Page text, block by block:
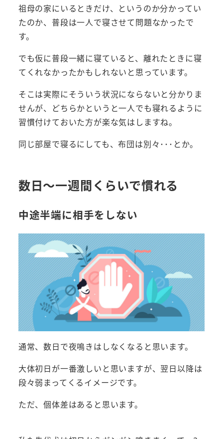
祖母の家にいるときだけ、というのか分かってい
たのか、普段は一人で寝させて問題なかったで
す。
でも仮に普段一緒に寝ていると、離れたときに寝
てくれなかったかもしれないと思っています。
そこは実際にそういう状況にならないと分かりま
せんが、どちらかというと一人でも寝れるように
習慣付けておいた方が楽な気はしますね。
同じ部屋で寝るにしても、布団は別々･･･とか。
数日～一週間くらいで慣れる
中途半端に相手をしない
通常、数日で夜鳴きはしなくなると思います。
大体初日が一番激しいと思いますが、翌日以降は
段々弱まってくるイメージです。
ただ、個体差はあると思います。